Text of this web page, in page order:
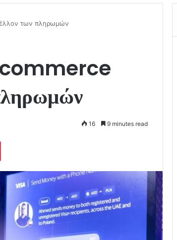
των πληρωμών
16 9 minutes read
Pocket